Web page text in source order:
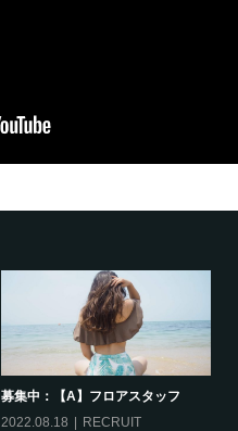
募集中：【A】フロアスタッフ
2022.08.18
RECRUIT